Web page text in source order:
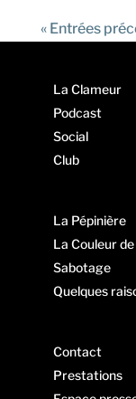
« Entrées
La Clameur
Podcast
Social
Club
La Pépinière
La Couleur
Sabotage
Quelques
Contact
Prestations